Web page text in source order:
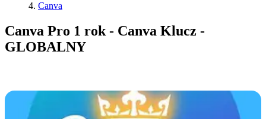
Canva
Canva Pro 1 rok - Canva Klucz -
GLOBALNY